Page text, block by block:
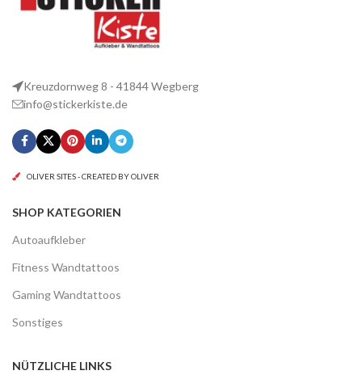
Kreuzdornweg 8 - 41844 Wegberg
info@stickerkiste.de
OLIVER SITES - CREATED BY OLIVER
SHOP KATEGORIEN
Autoaufkleber
Fitness Wandtattoos
Gaming Wandtattoos
Sonstiges
NÜTZLICHE LINKS